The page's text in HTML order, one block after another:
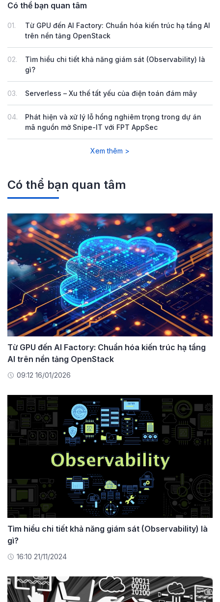
Có thể bạn quan tâm
01.
Từ GPU đến AI Factory: Chuẩn hóa kiến trúc hạ tầng AI
trên nền tảng OpenStack
02.
Tìm hiểu chi tiết khả năng giám sát (Observability) là
gì?
03. Serverless – Xu thế tất yếu của điện toán đám mây
04.
Phát hiện và xử lý lỗ hổng nghiêm trọng trong dự án
mã nguồn mở Snipe-IT với FPT AppSec
Xem thêm >
Có thể bạn quan tâm
Từ GPU đến AI Factory: Chuẩn hóa kiến trúc hạ tầng
AI trên nền tảng OpenStack
09:12 16/01/2026
Tìm hiểu chi tiết khả năng giám sát (Observability) là
gì?
16:10 21/11/2024